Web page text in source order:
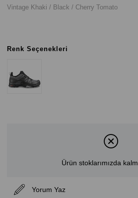
Vintage Khaki / Black / Cherry Tomato
Renk Seçenekleri
Ürün stoklarımızda
Yorum Yaz